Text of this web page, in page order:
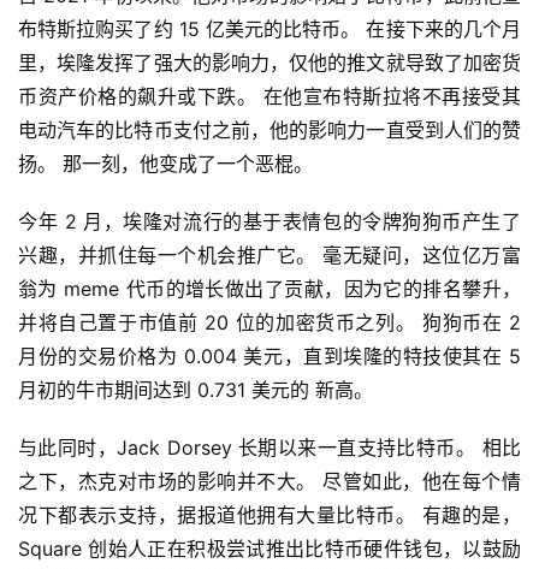
布特斯拉购买了约 15 亿美元的比特币。 在接下来的几个月
里，埃隆发挥了强大的影响力，仅他的推文就导致了加密货
币资产价格的飙升或下跌。 在他宣布特斯拉将不再接受其
电动汽车的比特币支付之前，他的影响力一直受到人们的赞
扬。 那一刻，他变成了一个恶棍。
今年 2 月，埃隆对流行的基于表情包的令牌狗狗币产生了
兴趣，并抓住每一个机会推广它。 毫无疑问，这位亿万富
翁为 meme 代币的增长做出了贡献，因为它的排名攀升，
并将自己置于市值前 20 位的加密货币之列。 狗狗币在 2
月份的交易价格为 0.004 美元，直到埃隆的特技使其在 5
月初的牛市期间达到 0.731 美元的 新高。
与此同时，Jack Dorsey 长期以来一直支持比特币。 相比
之下，杰克对市场的影响并不大。 尽管如此，他在每个情
况下都表示支持，据报道他拥有大量比特币。 有趣的是，
Square 创始人正在积极尝试推出比特币硬件钱包，以鼓励